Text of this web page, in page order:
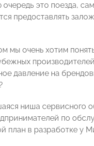
это поезда,
предоставлять
мы очень хотим
давление на
ниша сервисного
по
план в разработке у